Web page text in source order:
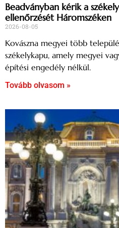
Beadványban kérik a
ellenőrzését Háromszéken
2026-08-05
Kovászna megyei több
székelykapu, amely megyei
építési engedély nélkül.
Tovább olvasom »